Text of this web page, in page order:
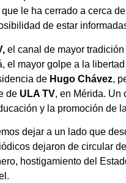
le ha cerrado a cerca
de estar
el canal de mayor tradición
el mayor golpe a la
de Hugo Chávez,
de ULA TV, en Mérida. Un
y la promoción de
dejar a un lado que
dejaron de circular
hostigamiento del